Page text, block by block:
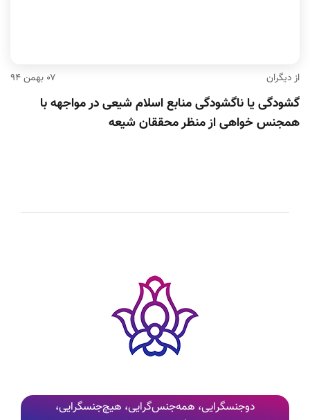
از دیگران ۰۷ بهمن ۹۴
گشودگی یا ناگشودگی منابع اسلام شیعی در مواجهه با
همجنس خواهی از منظر محققان شیعه
دوجنسگرایی، همه‌جنس‌گرایی، هیچ‌جنسگرایی،